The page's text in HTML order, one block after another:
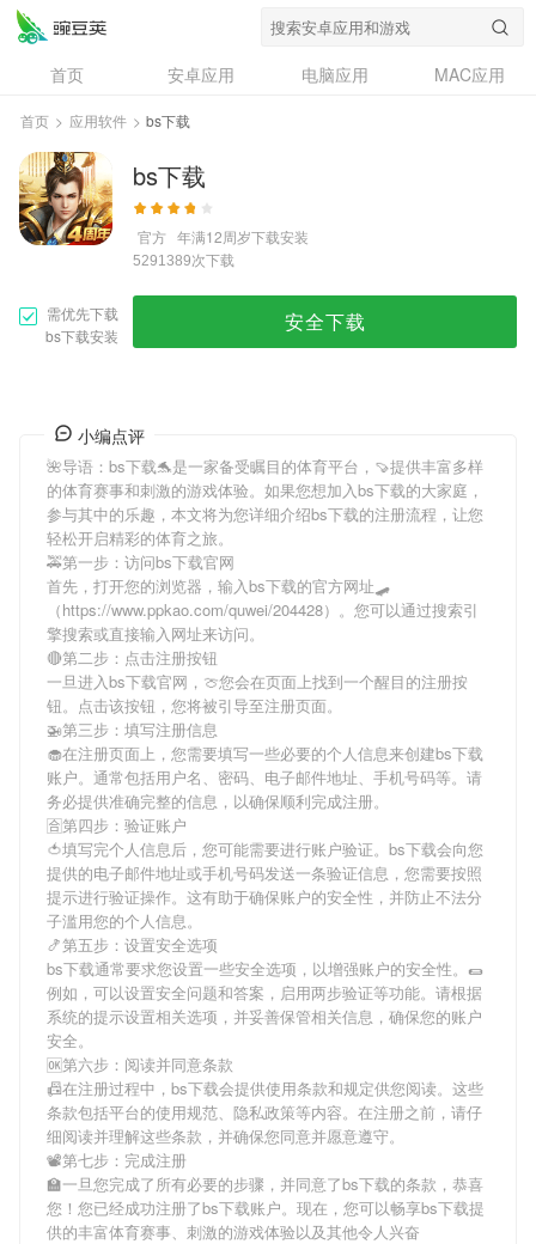
首页 安卓应用 电脑应用
MAC应用
资讯
专题
问答
首页 > 应用软件 > bs下载
bs下载
官方 年满12周岁下载安装
5291389次下载
需优先下载
bs下载安装
安全下载
小编点评
🌺导语： bs下载🐬是一家备受瞩目的体育平台，🍠提供丰富多样
的体育赛事和刺激的游戏体验。如果您想加入bs下载的大家庭，
参与其中的乐趣，本文将为您详细介绍bs下载的注册流程，让您
轻松开启精彩的体育之旅。
🚕第一步：访问bs下载官网
首先，打开您的浏览器，输入bs下载的官方网址🛹
（https://www.ppkao.com/quwei/204428）。您可以通过搜索引
擎搜索或直接输入网址来访问。
🔴第二步：点击注册按钮
一旦进入bs下载官网，🍈您会在页面上找到一个醒目的注册按
钮。点击该按钮，您将被引导至注册页面。
🚁第三步：填写注册信息
🧁在注册页面上，您需要填写一些必要的个人信息来创建bs下载
账户。通常包括用户名、密码、电子邮件地址、手机号码等。请
务必提供准确完整的信息，以确保顺利完成注册。
🈴第四步：验证账户
🍅填写完个人信息后，您可能需要进行账户验证。 bs下载会向您
提供的电子邮件地址或手机号码发送一条验证信息，您需要按照
提示进行验证操作。这有助于确保账户的安全性，并防止不法分
子滥用您的个人信息。
🍤第五步：设置安全选项
bs下载通常要求您设置一些安全选项，以增强账户的安全性。🌯
例如，可以设置安全问题和答案，启用两步验证等功能。请根据
系统的提示设置相关选项，并妥善保管相关信息，确保您的账户
安全。
🆗第六步：阅读并同意条款
📠在注册过程中， bs下载会提供使用条款和规定供您阅读。这些
条款包括平台的使用规范、隐私政策等内容。在注册之前，请仔
细阅读并理解这些条款，并确保您同意并愿意遵守。
📽第七步：完成注册
🏫一旦您完成了所有必要的步骤，并同意了bs下载的条款，恭喜
您！您已经成功注册了bs下载账户。现在，您可以畅享bs下载提
供的丰富体育赛事、刺激的游戏体验以及其他令人兴奋